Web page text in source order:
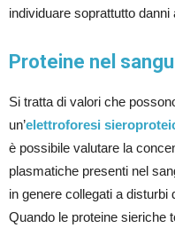
individuare soprattutto danni
Proteine nel
Si tratta di valori che
un’elettroforesi
è possibile valutare la
plasmatiche presenti nel
in genere collegati a disturbi
Quando le proteine sieriche